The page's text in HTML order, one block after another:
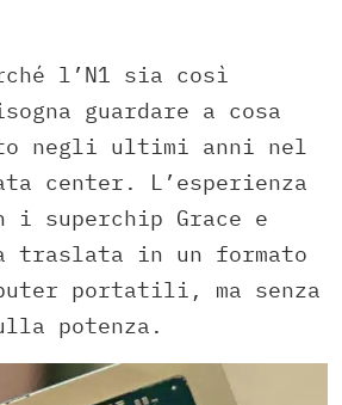
l’N1 sia così
guardare a cosa
negli ultimi anni nel
center. L’esperienza
i superchip Grace e
traslata in un formato
portatili, ma senza
potenza.